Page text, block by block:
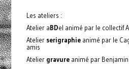
Les ateliers :
Atelier aBDel animé par le collectif
Atelier serigraphieanimé par le
amis
Atelier gravureanimé par